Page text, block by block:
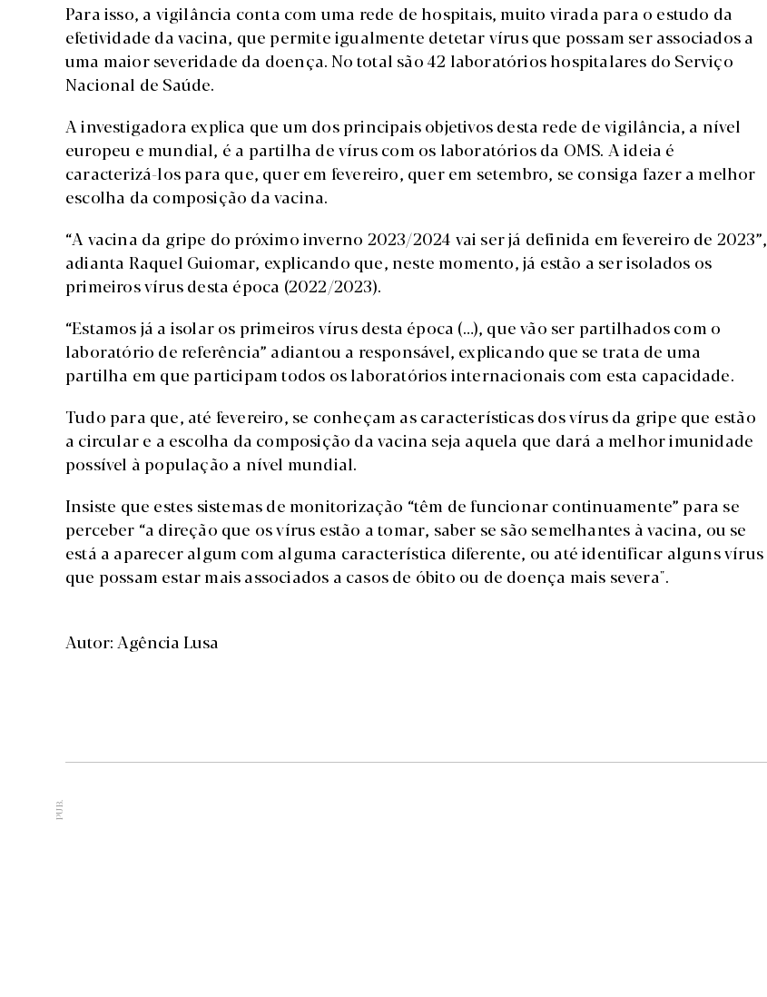
Para isso, a vigilância conta com uma rede de hospitais, muito virada para o estudo da
efetividade da vacina, que permite igualmente detetar vírus que possam ser associados a
uma maior severidade da doença. No total são 42 laboratórios hospitalares do Serviço
Nacional de Saúde.
A investigadora explica que um dos principais objetivos desta rede de vigilância, a nível
europeu e mundial, é a partilha de vírus com os laboratórios da OMS. A ideia é
caracterizá-los para que, quer em fevereiro, quer em setembro, se consiga fazer a melhor
escolha da composição da vacina.
“A vacina da gripe do próximo inverno 2023/2024 vai ser já definida em fevereiro de 2023”,
adianta Raquel Guiomar, explicando que, neste momento, já estão a ser isolados os
primeiros vírus desta época (2022/2023).
“Estamos já a isolar os primeiros vírus desta época (…), que vão ser partilhados com o
laboratório de referência” adiantou a responsável, explicando que se trata de uma
partilha em que participam todos os laboratórios internacionais com esta capacidade.
Tudo para que, até fevereiro, se conheçam as características dos vírus da gripe que estão
a circular e a escolha da composição da vacina seja aquela que dará a melhor imunidade
possível à população a nível mundial.
Insiste que estes sistemas de monitorização “têm de funcionar continuamente” para se
perceber “a direção que os vírus estão a tomar, saber se são semelhantes à vacina, ou se
está a aparecer algum com alguma característica diferente, ou até identificar alguns vírus
que possam estar mais associados a casos de óbito ou de doença mais severa".
Autor: Agência Lusa
PUB.